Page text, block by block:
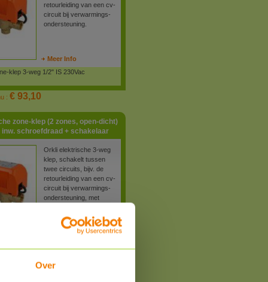
Over
retourleiding van een cv-
circuit bij verwarmings-
ondersteuning.
Meer Info
klep 3-weg 1/2" IS 230Vac
: € 93,10
zone-klep (2 zones, open-dicht)
inw. schroefdraad + schakelaar
Orkli elektrische 3-weg
klep, schakelt tussen
twee circuits, bijv. de
retourleiding van een cv-
circuit bij verwarmings-
ondersteuning, met
€ 116,30